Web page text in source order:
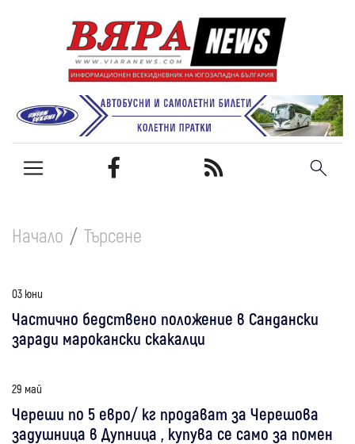
Начало Търсене
03 юни
Частично бедствено положение в Сандански
заради марокански скакалци
29 май
Череши по 5 евро/ кг продават за Черешова
задушница в Дупница , купува се само за помен